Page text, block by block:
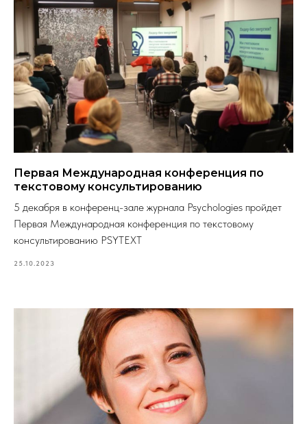
Первая Международная конференция по
текстовому консультированию
5 декабря в конференц-зале журнала Psychologies пройдет
Первая Международная конференция по текстовому
консультированию PSYTEXT
25.10.2023